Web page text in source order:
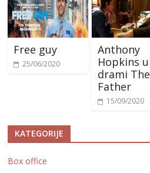
Free guy
25/06/2020
Anthony
Hopkins u
drami The
Father
15/09/2020
KATEGORIJE
Box office